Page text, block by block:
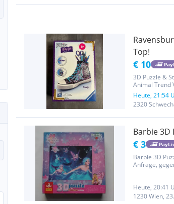
Top!
€ 10
3D Puzzle &
Animal Trend
Heute, 21:54
2320
Barbie 3D
€ 3
Barbie 3D
Anfrage,
Heute, 20:41
1230 Wien,